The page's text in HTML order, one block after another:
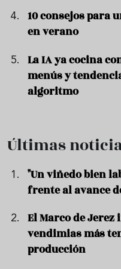
10 consejos para
en verano
La IA ya cocina
menús y
algoritmo
Últimas
"Un viñedo bien
frente al avance
El Marco de
vendimias más
producción